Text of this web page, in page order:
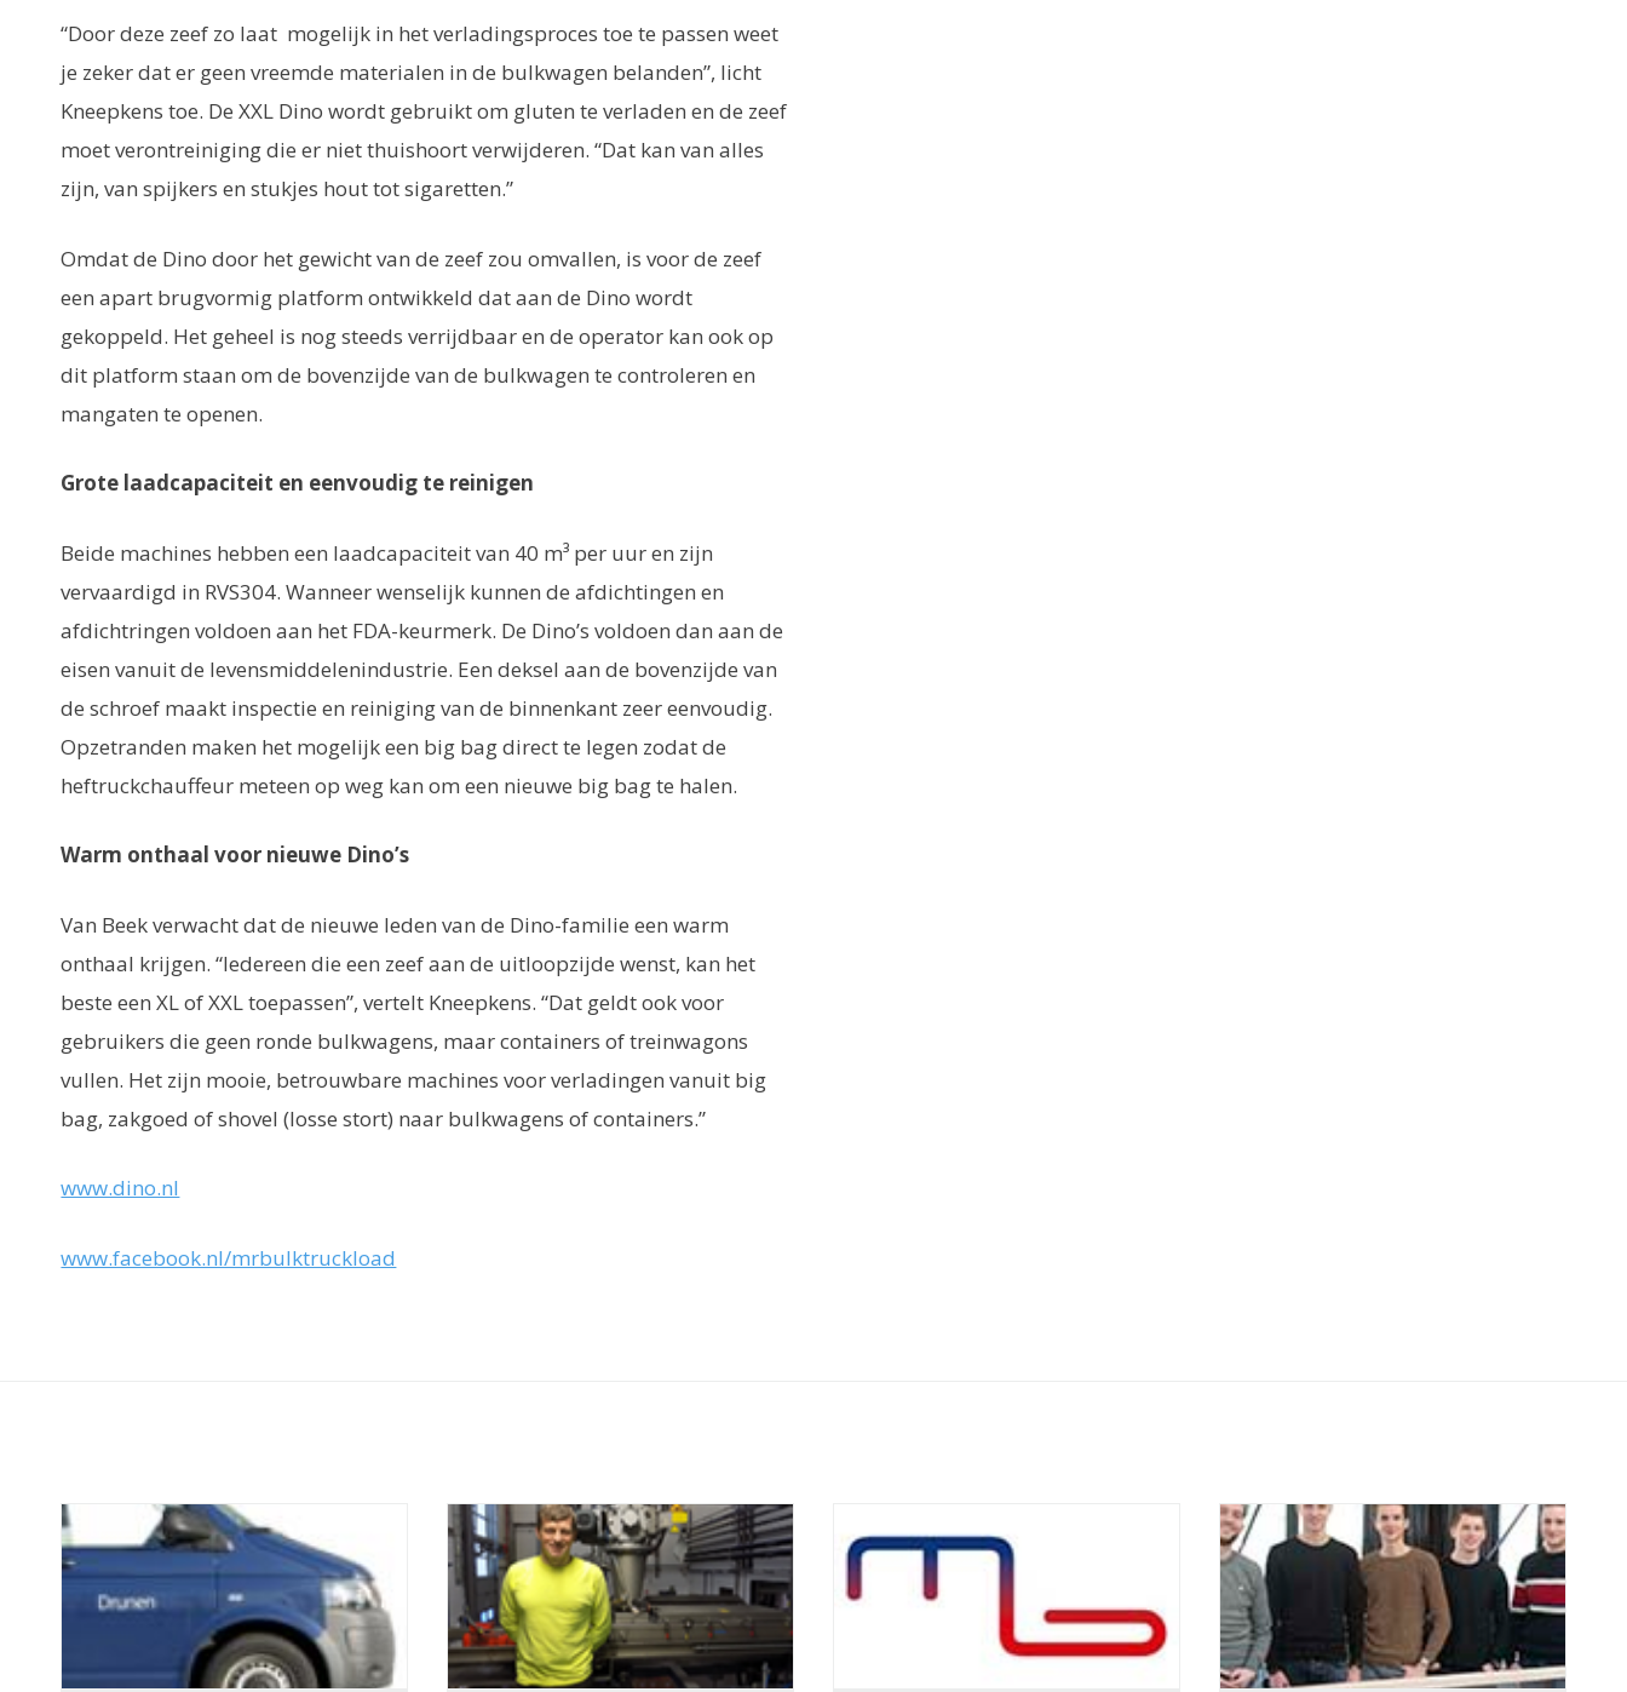
“Door deze zeef zo laat mogelijk in het verladingsproces toe te passen weet
je zeker dat er geen vreemde materialen in de bulkwagen belanden”, licht
Kneepkens toe. De XXL Dino wordt gebruikt om gluten te verladen en de zeef
moet verontreiniging die er niet thuishoort verwijderen. “Dat kan van alles
zijn, van spijkers en stukjes hout tot sigaretten.”
Omdat de Dino door het gewicht van de zeef zou omvallen, is voor de zeef
een apart brugvormig platform ontwikkeld dat aan de Dino wordt
gekoppeld. Het geheel is nog steeds verrijdbaar en de operator kan ook op
dit platform staan om de bovenzijde van de bulkwagen te controleren en
mangaten te openen.
Grote laadcapaciteit en eenvoudig te reinigen
Beide machines hebben een laadcapaciteit van 40 m³ per uur en zijn
vervaardigd in RVS304. Wanneer wenselijk kunnen de afdichtingen en
afdichtringen voldoen aan het FDA-keurmerk. De Dino’s voldoen dan aan de
eisen vanuit de levensmiddelenindustrie. Een deksel aan de bovenzijde van
de schroef maakt inspectie en reiniging van de binnenkant zeer eenvoudig.
Opzetranden maken het mogelijk een big bag direct te legen zodat de
heftruckchauffeur meteen op weg kan om een nieuwe big bag te halen.
Warm onthaal voor nieuwe Dino’s
Van Beek verwacht dat de nieuwe leden van de Dino-familie een warm
onthaal krijgen. “Iedereen die een zeef aan de uitloopzijde wenst, kan het
beste een XL of XXL toepassen”, vertelt Kneepkens. “Dat geldt ook voor
gebruikers die geen ronde bulkwagens, maar containers of treinwagons
vullen. Het zijn mooie, betrouwbare machines voor verladingen vanuit big
bag, zakgoed of shovel (losse stort) naar bulkwagens of containers.”
www.dino.nl
www.facebook.nl/mrbulktruckload